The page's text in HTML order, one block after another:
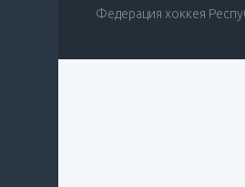
Федерация хоккея